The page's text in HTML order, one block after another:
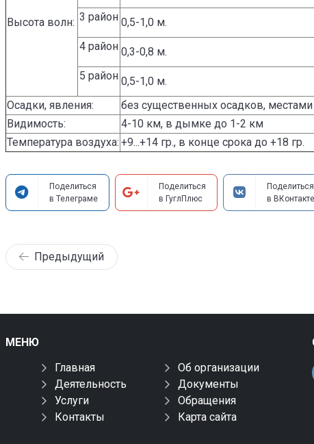
Высота волн: 3 район 0,5-1,0 м.
4 район 0,3-0,8 м.
5 район 0,5-1,0 м.
Осадки, явления:
без существенных осадков,
Видимость:
4-10 км, в дымке до 1-2 км
Температура воздуха: +9...+14 гр., в конце срока до +18 гр.
Поделиться
в Телеграме
Поделиться
в ГуглПлюс
Поделиться
в ВКонтакте
Предыдущий
МЕНЮ
Главная
Об организации
Деятельность
Документы
Услуги
Обращения
Контакты
Карта сайта